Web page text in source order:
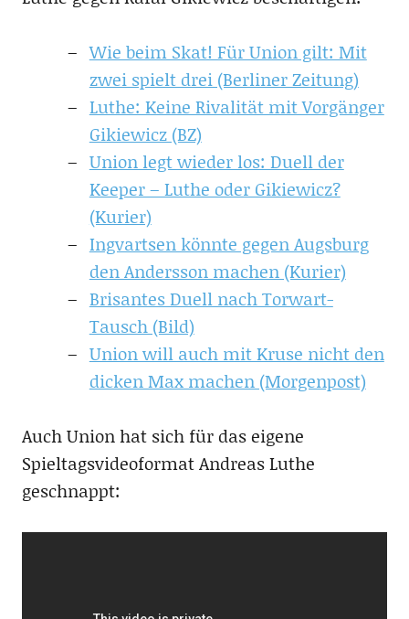
Wie beim Skat! Für Union gilt: Mit
zwei spielt drei (Berliner Zeitung)
Luthe: Keine Rivalität mit Vorgänger
Gikiewicz (BZ)
Union legt wieder los: Duell der
Keeper – Luthe oder Gikiewicz?
(Kurier)
Ingvartsen könnte gegen Augsburg
den Andersson machen (Kurier)
Brisantes Duell nach Torwart-
Tausch (Bild)
Union will auch mit Kruse nicht den
dicken Max machen (Morgenpost)
Auch Union hat sich für das eigene
Spieltagsvideoformat Andreas Luthe
geschnappt: